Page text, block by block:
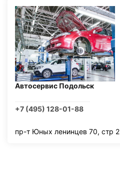
Автосервис Подольск
+7 (495) 128-01-88
пр-т Юных ленинцев 70, стр 2